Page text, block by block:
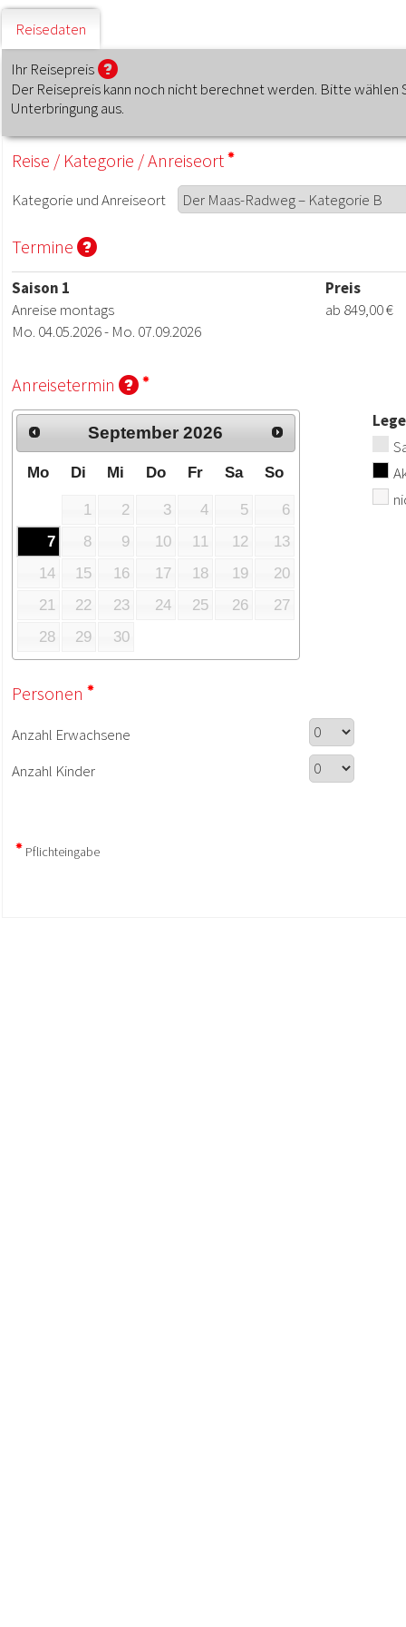
Reisedaten
Ihr Reisepreis
Der Reisepreis kann noch nicht berechnet werden. Bitte
Unterbringung aus.
Reise / Kategorie /Anreiseort
Kategorie undAnreiseort
Termine
Saison 1
Anreise montags
Mo. 04.05.2026 - Mo. 07.09.2026
Preis
ab 849,00 €
Anreisetermin
September 2026
Mo Di Mi Do Fr Sa So
1 2 3 4 5
6
7
8 9 10 11 12
13
14
15 16 17 18 19
20
21
22 23 24 25 26
27
28
29 30
Personen
Anzahl Erwachsene
Anzahl Kinder
Pflichteingabe